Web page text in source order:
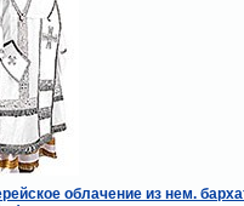
облачение из нем.